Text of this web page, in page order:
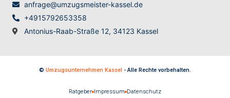
anfrage@umzugsmeister-kassel.de
+4915792653358
Antonius-Raab-Straße 12, 34123 Kassel
© Umzugsunternehmen Kassel - Alle Rechte vorbehalten.
Ratgeber Impressum Datenschutz